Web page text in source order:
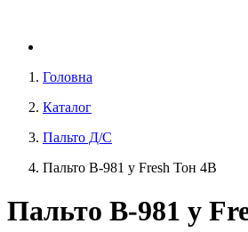
Головна
Каталог
Пальто Д/С
Пальто В-981 у Fresh Тон 4В
Пальто В-981 у